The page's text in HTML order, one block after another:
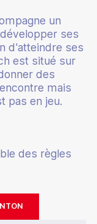
un
ses
d'atteindre ses
est situé sur
des
mais
pas en jeu.
des règles